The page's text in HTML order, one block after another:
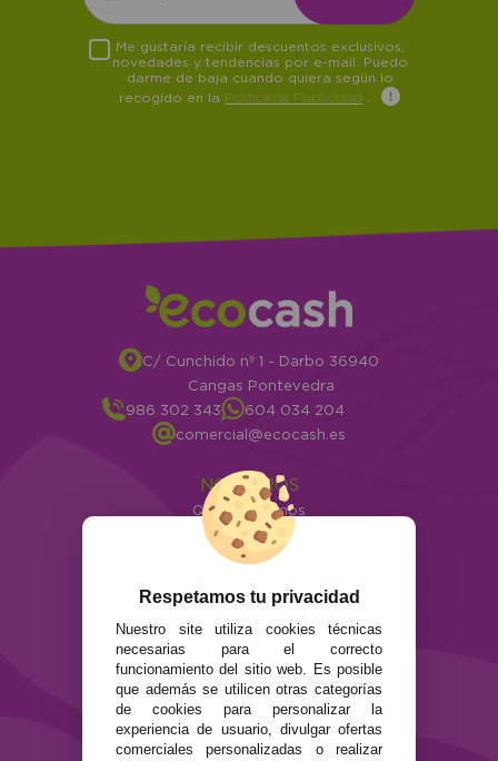
Me gustaría recibir descuentos exclusivos,
novedades y tendencias por e-mail. Puedo
darme de baja cuando quiera según lo
recogido en la Política de Publicidad
C/ Cunchido nº 1 - Darbo 36940
Cangas Pontevedra
986 302 343
604 034 204
comercial@ecocash.es
NOSOTROS
Quiénes somos
Info
Envíos y devoluciones
Formas de pago
Preguntas Frecuentes
Contacto
SEGURIDAD Y PRIVACIDAD
Términos y condiciones de uso
Respetamos tu privacidad
Nuestro site utiliza cookies técnicas
necesarias para el correcto
funcionamiento del sitio web. Es posible
que además se utilicen otras categorías
de cookies para personalizar la
experiencia de usuario, divulgar ofertas
comerciales personalizadas o realizar